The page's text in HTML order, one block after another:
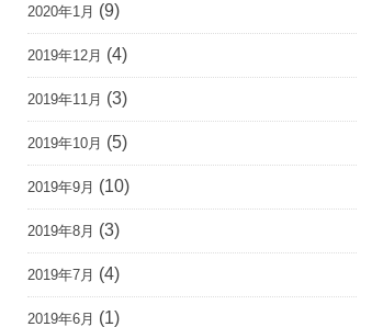
2020年1月 (9)
2019年12月 (4)
2019年11月 (3)
2019年10月 (5)
2019年9月 (10)
2019年8月 (3)
2019年7月 (4)
2019年6月 (1)